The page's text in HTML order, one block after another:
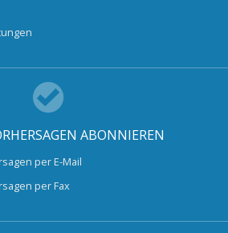
ABONNIEREN
per E-Mail
per Fax